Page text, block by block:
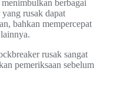
berbagai
rusak dapat
bahkan mempercepat
rusak sangat
pemeriksaan sebelum